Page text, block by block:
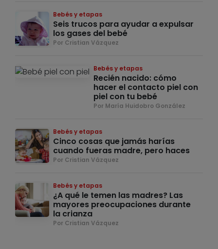
Bebés y etapas
Seis trucos para ayudar a expulsar
los gases del bebé
Por Cristian Vázquez
Bebés y etapas
Recién nacido: cómo
hacer el contacto piel con
piel con tu bebé
Por María Huidobro González
Bebés y etapas
Cinco cosas que jamás harías
cuando fueras madre, pero haces
Por Cristian Vázquez
Bebés y etapas
¿A qué le temen las madres? Las
mayores preocupaciones durante
la crianza
Por Cristian Vázquez